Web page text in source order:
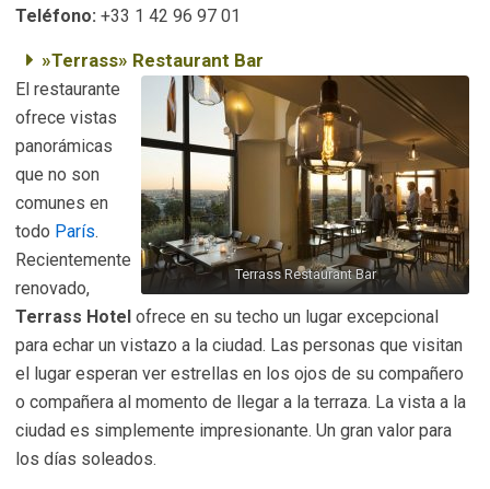
Teléfono: +33 1 42 96 97 01
»Terrass» Restaurant Bar
Terrass Restaurant Bar
El restaurante
ofrece vistas
panorámicas
que no son
comunes en
todo París.
Recientemente
renovado,
Terrass Hotel ofrece en su techo un lugar excepcional
para echar un vistazo a la ciudad. Las personas que visitan
el lugar esperan ver estrellas en los ojos de su compañero
o compañera al momento de llegar a la terraza. La vista a la
ciudad es simplemente impresionante. Un gran valor para
los días soleados.